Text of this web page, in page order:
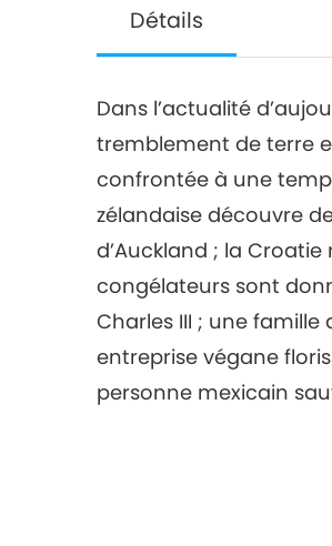
Détails
Dans l’actualité
tremblement de terre
confrontée à une
zélandaise découvre
d’Auckland ; la
congélateurs sont
Charles III ; une
entreprise végane
personne mexicain